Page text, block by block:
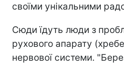
своїми унікальними
Сюди їдуть люди з
рухового апарату
нервової системи.